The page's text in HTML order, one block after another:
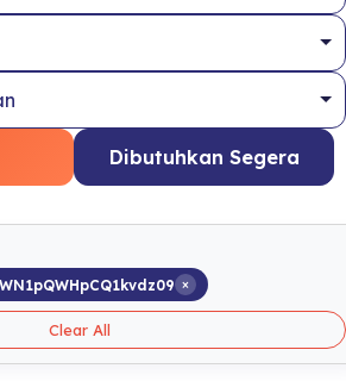
Dibutuhkan Segera
×
Clear All